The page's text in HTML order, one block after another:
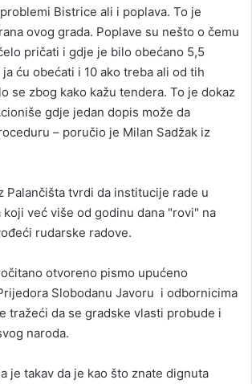
Bistrice ali i poplava. To je
ovog grada. Poplave su nešto o čemu
pričati i gdje je bilo obećano 5,5
ću obećati i 10 ako treba ali od tih
se zbog kako kažu tendera. To je dokaz
gdje jedan dopis može da
– poručio je Milan Sadžak iz
Palančišta tvrdi da institucije rade u
već više od godinu dana "rovi" na
rudarske radove.
otvoreno pismo upućeno
Slobodanu Javoru i odbornicima
tražeći da se gradske vlasti probude i
naroda.
je takav da je kao što znate dignuta